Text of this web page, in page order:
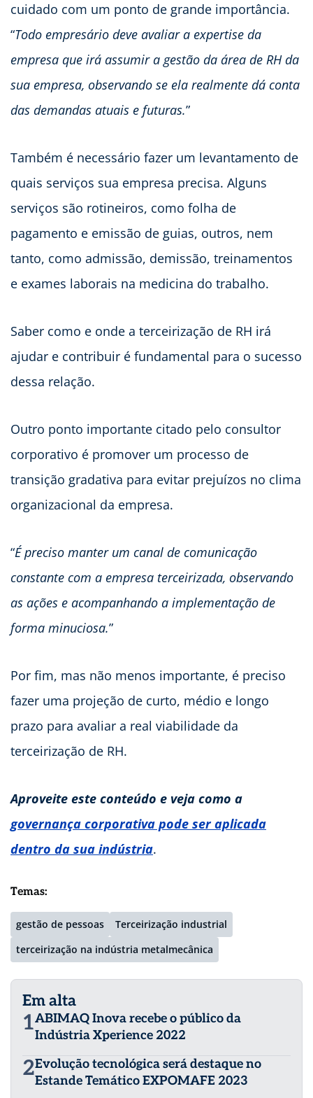
cuidado com um ponto de grande importância.
“Todo empresário deve avaliar a expertise da
empresa que irá assumir a gestão da área de RH da
sua empresa, observando se ela realmente dá conta
das demandas atuais e futuras.”
Também é necessário fazer um levantamento de
quais serviços sua empresa precisa. Alguns
serviços são rotineiros, como folha de
pagamento e emissão de guias, outros, nem
tanto, como admissão, demissão, treinamentos
e exames laborais na medicina do trabalho.
Saber como e onde a terceirização de RH irá
ajudar e contribuir é fundamental para o sucesso
dessa relação.
Outro ponto importante citado pelo consultor
corporativo é promover um processo de
transição gradativa para evitar prejuízos no clima
organizacional da empresa.
“É preciso manter um canal de comunicação
constante com a empresa terceirizada, observando
as ações e acompanhando a implementação de
forma minuciosa.”
Por fim, mas não menos importante, é preciso
fazer uma projeção de curto, médio e longo
prazo para avaliar a real viabilidade da
terceirização de RH.
Aproveite este conteúdo e veja como a
governança corporativa pode ser aplicada
dentro da sua indústria.
Temas:
gestão de pessoas
Terceirização industrial
terceirização na indústria metalmecânica
Em alta
1ABIMAQ Inova recebe o público da
Indústria Xperience 2022
2Evolução tecnológica será destaque no
Estande Temático EXPOMAFE 2023